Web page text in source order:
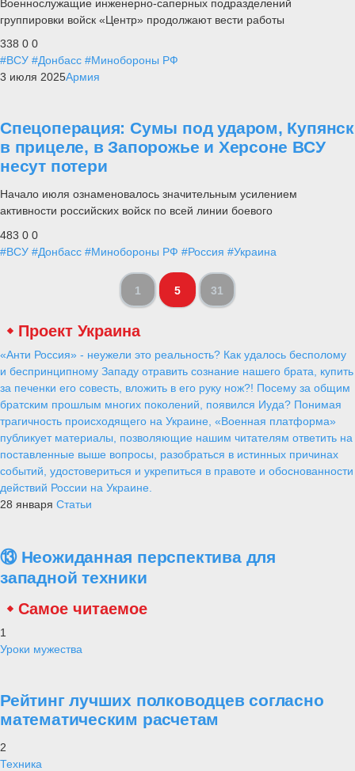
Военнослужащие инженерно-саперных подразделений
группировки войск «Центр» продолжают вести работы
338 0 0
#ВСУ #Донбасс #Минобороны РФ
3 июля 2025Армия
Спецоперация: Сумы под ударом, Купянск
в прицеле, в Запорожье и Херсоне ВСУ
несут потери
Начало июля ознаменовалось значительным усилением
активности российских войск по всей линии боевого
483 0 0
#ВСУ #Донбасс #Минобороны РФ #Россия #Украина
1 5 31
Проект Украина
«Анти Россия» - неужели это реальность? Как удалось бесполому
и беспринципному Западу отравить сознание нашего брата, купить
за печенки его совесть, вложить в его руку нож?! Посему за общим
братским прошлым многих поколений, появился Иуда? Понимая
трагичность происходящего на Украине, «Военная платформа»
публикует материалы, позволяющие нашим читателям ответить на
поставленные выше вопросы, разобраться в истинных причинах
событий, удостовериться и укрепиться в правоте и обоснованности
действий России на Украине.
28 января Статьи
⑬ Неожиданная перспектива для
западной техники
Самое читаемое
1
Уроки мужества
Рейтинг лучших полководцев согласно
математическим расчетам
2
Техника